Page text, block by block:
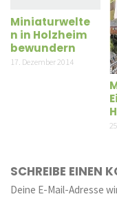
Miniaturwelte
n in Holzheim
bewundern
17. Dezember 2014
SCHREIBE EINEN
Deine E-Mail-Adresse